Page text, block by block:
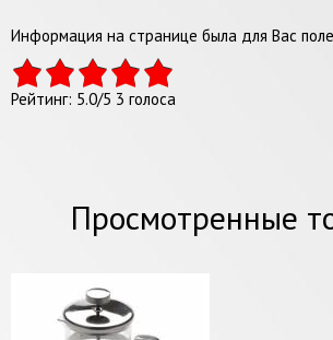
Информация на странице была для Вас
Рейтинг: 5.0/5 3 голоса
Просмотренные